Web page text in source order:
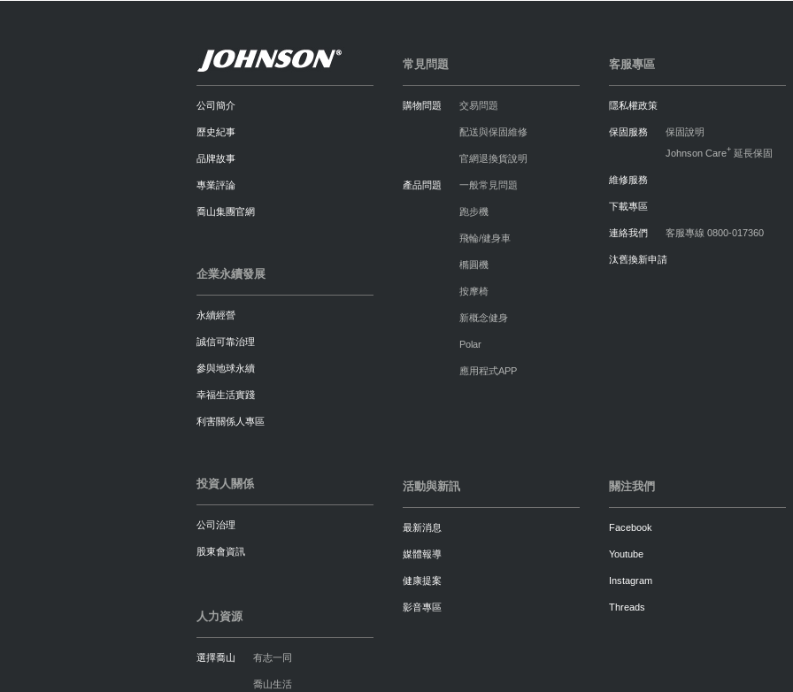
公司簡介
歷史紀事
品牌故事
專業評論
喬山集團官網
企業永續發展
永續經營
誠信可靠治理
參與地球永續
幸福生活實踐
利害關係人專區
投資人關係
公司治理
股東會資訊
人力資源
選擇喬山 有志一同
喬山生活
常見問題
購物問題 交易問題
配送與保固維修
官網退換貨說明
產品問題 一般常見問題
跑步機
飛輪/健身車
橢圓機
按摩椅
新概念健身
Polar
應用程式APP
客服專區
隱私權政策
保固服務
保固說明
Johnson Care+ 延長保固
維修服務
下載專區
連絡我們 客服專線 0800-017360
汰舊換新申請
活動與新訊
最新消息
媒體報導
健康提案
影音專區
關注我們
Facebook
Youtube
Instagram
Threads